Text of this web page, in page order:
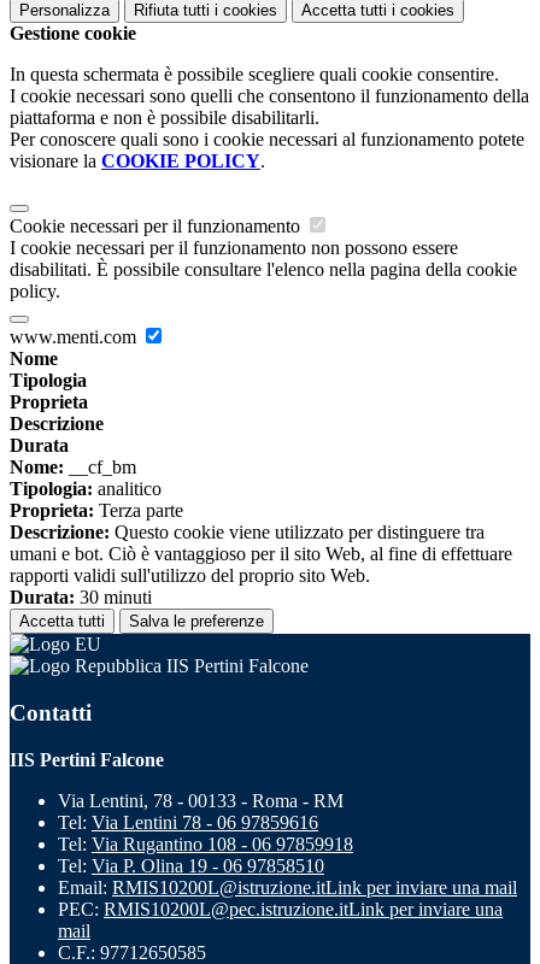
Personalizza Rifiuta tutti i cookies Accetta tutti i cookies
Gestione cookie
In questa schermata è possibile scegliere quali cookie consentire.
I cookie necessari sono quelli che consentono il funzionamento della
piattaforma e non è possibile disabilitarli.
Per conoscere quali sono i cookie necessari al funzionamento potete
visionare la COOKIE POLICY.
Cookie necessari per il funzionamento
I cookie necessari per il funzionamento non possono essere
disabilitati. È possibile consultare l'elenco nella pagina della cookie
policy.
www.menti.com
Nome
Tipologia
Proprieta
Descrizione
Durata
Nome: __cf_bm
Tipologia: analitico
Proprieta: Terza parte
Descrizione: Questo cookie viene utilizzato per distinguere tra
umani e bot. Ciò è vantaggioso per il sito Web, al fine di effettuare
rapporti validi sull'utilizzo del proprio sito Web.
Durata: 30 minuti
Accetta tutti Salva le preferenze
IIS Pertini Falcone
Contatti
IIS Pertini Falcone
Via Lentini, 78 - 00133 - Roma - RM
Tel: Via Lentini 78 - 06 97859616
Tel: Via Rugantino 108 - 06 97859918
Tel: Via P. Olina 19 - 06 97858510
Email: RMIS10200L@istruzione.itLink per inviare una mail
PEC: RMIS10200L@pec.istruzione.itLink per inviare una
mail
C.F.: 97712650585